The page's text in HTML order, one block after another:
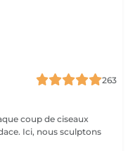
263
coup de ciseaux
Ici, nous sculptons